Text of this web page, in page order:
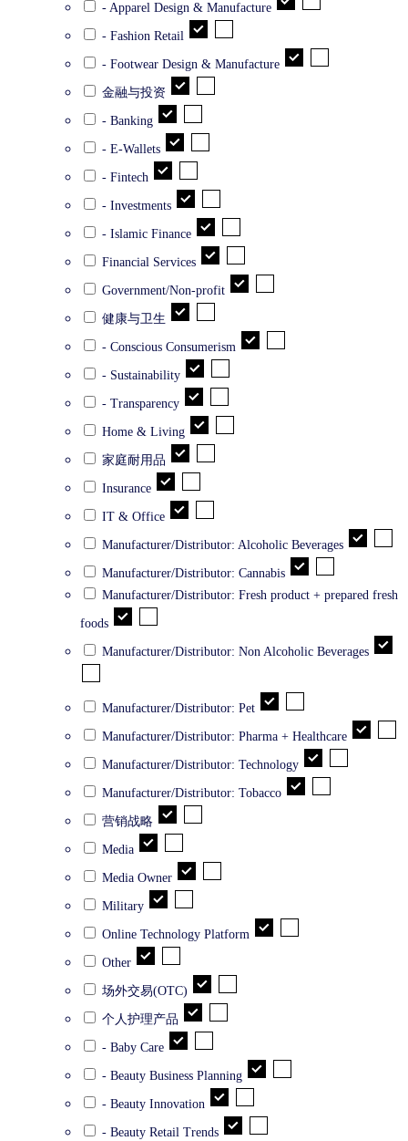
- Apparel Design & Manufacture
- Fashion Retail
- Footwear Design & Manufacture
金融与投资
- Banking
- E-Wallets
- Fintech
- Investments
- Islamic Finance
Financial Services
Government/Non-profit
健康与卫生
- Conscious Consumerism
- Sustainability
- Transparency
Home & Living
家庭耐用品
Insurance
IT & Office
Manufacturer/Distributor: Alcoholic Beverages
Manufacturer/Distributor: Cannabis
Manufacturer/Distributor: Fresh product + prepared fresh
foods
Manufacturer/Distributor: Non Alcoholic Beverages
Manufacturer/Distributor: Pet
Manufacturer/Distributor: Pharma + Healthcare
Manufacturer/Distributor: Technology
Manufacturer/Distributor: Tobacco
营销战略
Media
Media Owner
Military
Online Technology Platform
Other
场外交易(OTC)
个人护理产品
- Baby Care
- Beauty Business Planning
- Beauty Innovation
- Beauty Retail Trends